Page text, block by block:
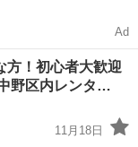
Ad
方！初心者大歓迎
野区内レンタ…
11月18日